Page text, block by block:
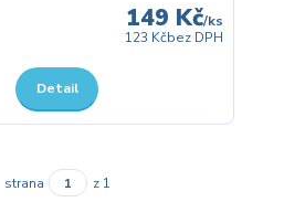
149 Kč/ks
123 Kčbez DPH
Detail
strana z 1